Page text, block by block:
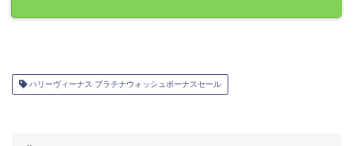
ハリーヴィーナス プラチナウォッシュボーナスセール